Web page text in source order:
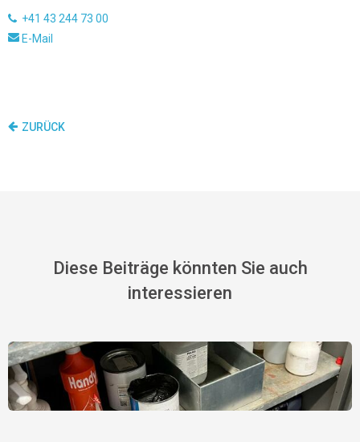
+41 43 244 73 00
E-Mail
ZURÜCK
Diese Beiträge könnten Sie auch
interessieren